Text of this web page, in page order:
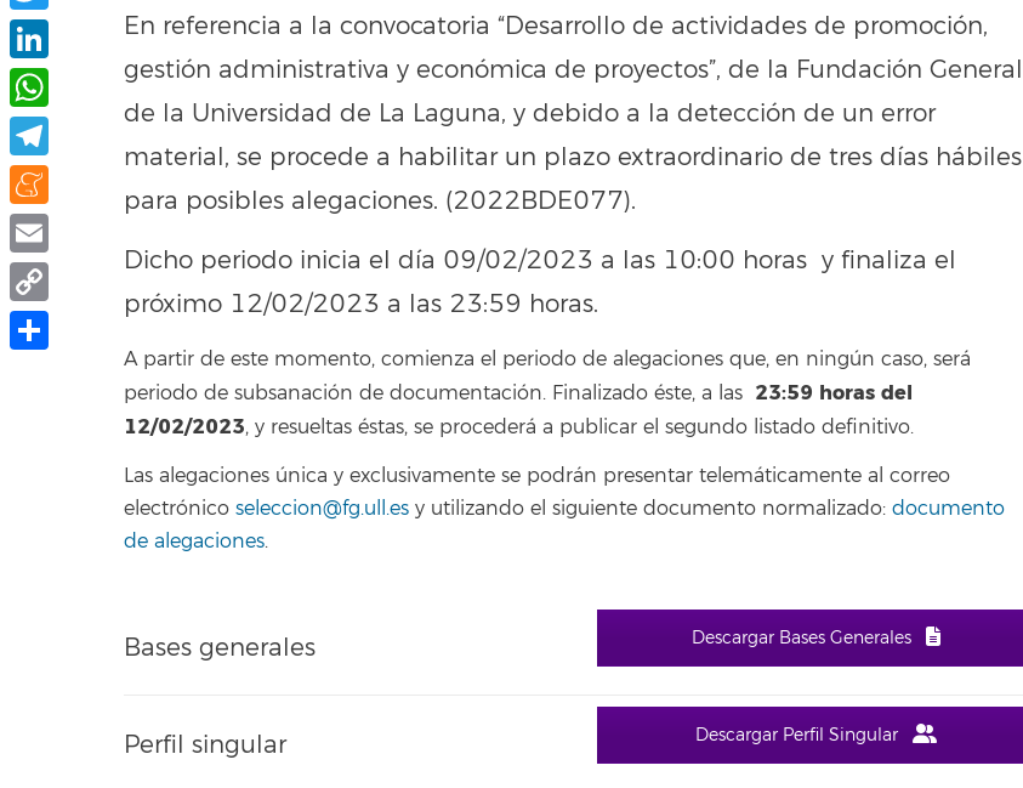
En referencia a la convocatoria “Desarrollo de actividades de promoción,
gestión administrativa y económica de proyectos”, de la Fundación General
de la Universidad de La Laguna, y debido a la detección de un error
material, se procede a habilitar un plazo extraordinario de tres días hábiles
para posibles alegaciones. (2022BDE077).
Dicho periodo inicia el día 09/02/2023 a las 10:00 horas y finaliza el
próximo 12/02/2023 a las 23:59 horas.
A partir de este momento, comienza el periodo de alegaciones que, en ningún caso, será
periodo de subsanación de documentación. Finalizado éste, a las 23:59 horas del
12/02/2023, y resueltas éstas, se procederá a publicar el segundo listado definitivo.
Las alegaciones única y exclusivamente se podrán presentar telemáticamente al correo
electrónico seleccion@fg.ull.es y utilizando el siguiente documento normalizado: documento
de alegaciones.
Bases generales Descargar Bases Generales
Perfil singular Descargar Perfil Singular
Twitter
LinkedIn
WhatsApp
Telegram
Meneame
Email
Copy